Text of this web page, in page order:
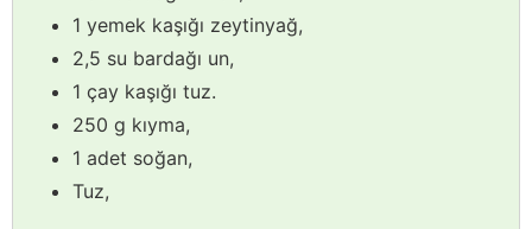
1 yemek kaşığı zeytinyağ,
2,5 su bardağı un,
1 çay kaşığı tuz.
250 g kıyma,
1 adet soğan,
Tuz,